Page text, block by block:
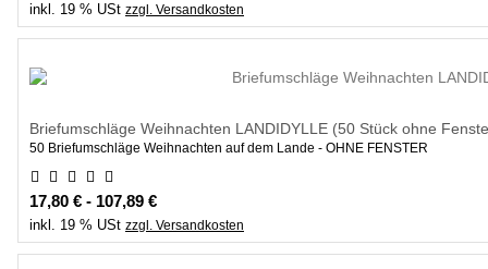
inkl. 19 % USt zzgl. Versandkosten
Briefumschläge Weihnachten LANDIDYLLE (50 Stück ohne
50 Briefumschläge Weihnachten auf dem Lande - OHNE FENSTER
17,80 € - 107,89 €
inkl. 19 % USt zzgl. Versandkosten